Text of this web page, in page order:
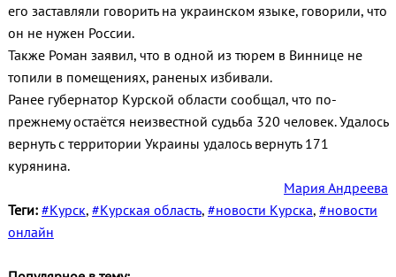
его заставляли говорить на украинском языке, говорили, что
он не нужен России.
Также Роман заявил, что в одной из тюрем в Виннице не
топили в помещениях, раненых избивали.
Ранее губернатор Курской области сообщал, что по-
прежнему остаётся неизвестной судьба 320 человек. Удалось
вернуть с территории Украины удалось вернуть 171
курянина.
Мария Андреева
Теги: #Курск, #Курская область, #новости Курска, #новости
онлайн